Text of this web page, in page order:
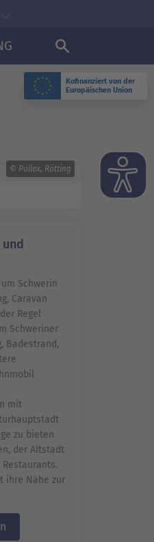
Kofinanziert von der
Europäischen Union
© Pollex, Rötting
Schwerin
Caravan
Regel
Schweriner
Badestrand,
mit
zu bieten
der Altstadt
ihre Nähe zur